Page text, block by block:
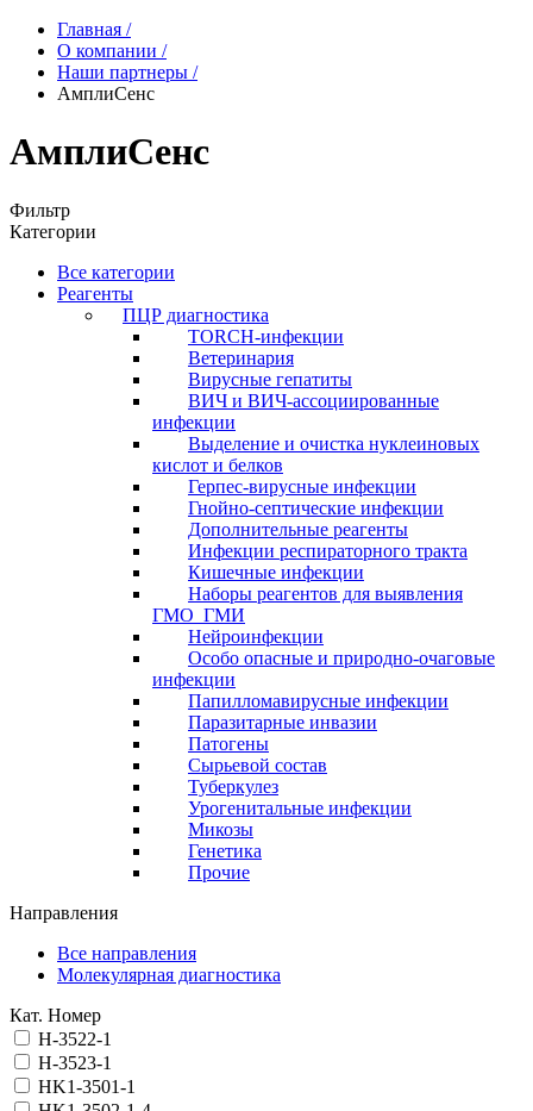
Главная /
О компании /
Наши партнеры /
АмплиСенс
АмплиСенс
Фильтр
Категории
Все категории
Реагенты
ПЦР диагностика
TORCH-инфекции
Ветеринария
Вирусные гепатиты
ВИЧ и ВИЧ-ассоциированные
инфекции
Выделение и очистка нуклеиновых
кислот и белков
Герпес-вирусные инфекции
Гнойно-септические инфекции
Дополнительные реагенты
Инфекции респираторного тракта
Кишечные инфекции
Наборы реагентов для выявления
ГМО_ГМИ
Нейроинфекции
Особо опасные и природно-очаговые
инфекции
Папилломавирусные инфекции
Паразитарные инвазии
Патогены
Сырьевой состав
Туберкулез
Урогенитальные инфекции
Микозы
Генетика
Прочие
Направления
Все направления
Молекулярная диагностика
Кат. Номер
H-3522-1
H-3523-1
HK1-3501-1